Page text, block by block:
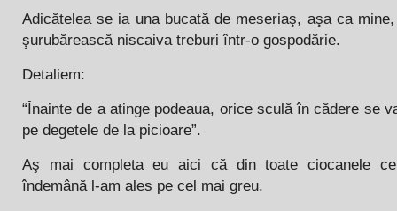
Adicătelea se ia una bucată de meseriaş, aşa ca
şurubărească niscaiva treburi într-o gospodărie.
Detaliem:
“Înainte de a atinge podeaua, orice sculă în cădere se
pe degetele de la picioare”.
Aş mai completa eu aici că din toate ciocanele
îndemână l-am ales pe cel mai greu.